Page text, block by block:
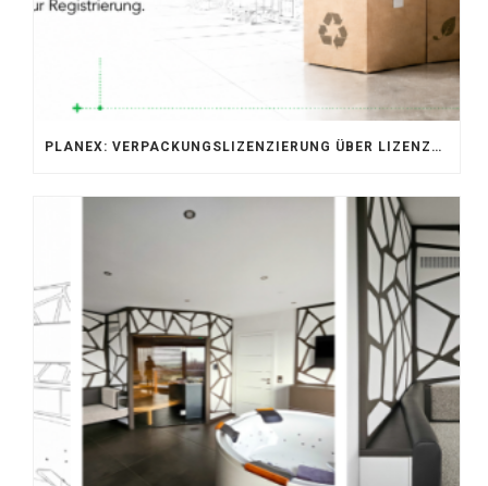
PLANEX: VERPACKUNGSLIZENZIERUNG ÜBER LIZENZERO & LUCID 2026